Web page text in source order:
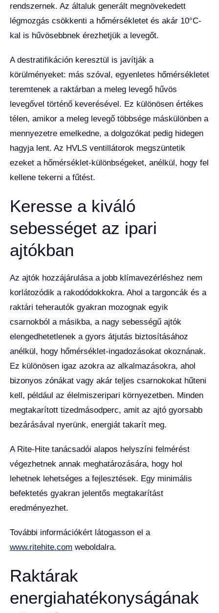
rendszernek. Az általuk generált megnövekedett
légmozgás csökkenti a hőmérsékletet és akár 10°C-
kal is hűvösebbnek érezhetjük a levegőt.
A destratifikáción keresztül is javítják a
körülményeket: más szóval, egyenletes hőmérsékletet
teremtenek a raktárban a meleg levegő hűvös
levegővel történő keverésével. Ez különösen értékes
télen, amikor a meleg levegő többsége máskülönben a
mennyezetre emelkedne, a dolgozókat pedig hidegen
hagyja lent. Az HVLS ventillátorok megszüntetik
ezeket a hőmérséklet-különbségeket, anélkül, hogy fel
kellene tekerni a fűtést.
Keresse a kiváló
sebességet az ipari
ajtókban
Az ajtók hozzájárulása a jobb klímavezérléshez nem
korlátozódik a rakodódokkokra. Ahol a targoncák és a
raktári teherautók gyakran mozognak egyik
csarnokból a másikba, a nagy sebességű ajtók
elengedhetetlenek a gyors átjutás biztosításához
anélkül, hogy hőmérséklet-ingadozásokat okoznának.
Ez különösen igaz azokra az alkalmazásokra, ahol
bizonyos zónákat vagy akár teljes csarnokokat hűteni
kell, például az élelmiszeripari környezetben. Minden
megtakarított tizedmásodperc, amit az ajtó gyorsabb
bezárásával nyerünk, energiát takarít meg.
A Rite-Hite tanácsadói alapos helyszíni felmérést
végezhetnek annak meghatározására, hogy hol
lehetnek lehetséges a fejlesztések. Egy minimális
befektetés gyakran jelentős megtakarítást
eredményezhet.
További információkért látogasson el a
www.ritehite.com weboldalra.
Raktárak
energiahatékonyságának